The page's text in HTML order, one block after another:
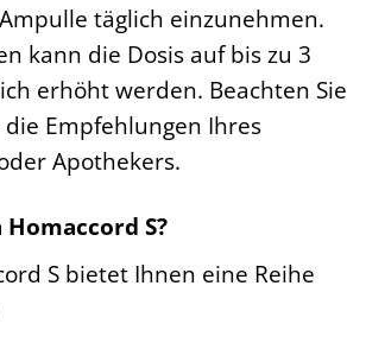
täglich einzunehmen.
kann die Dosis auf bis zu 3
erhöht werden. Beachten Sie
Empfehlungen Ihres
Apothekers.
S?
S bietet Ihnen eine Reihe